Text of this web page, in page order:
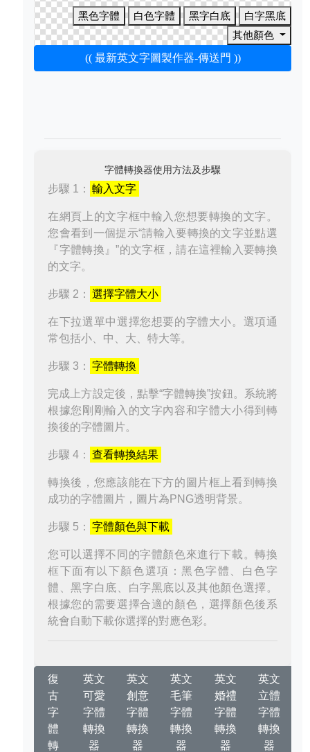
黑色字體 白色字體 黑字白底
白字黑底
其他顏色
(( 最新英文字圖製作器-傳送門 ))
字體轉換器使用方法及步驟
步驟 1： 輸入文字
在網頁上的文字框中輸入您想要轉換的文字。
您會看到一個提示“請輸入要轉換的文字並點選
『字體轉換』”的文字框，請在這裡輸入要轉換
的文字。
步驟 2： 選擇字體大小
在下拉選單中選擇您想要的字體大小。選項通
常包括小、中、大、特大等。
步驟 3： 字體轉換
完成上方設定後，點擊“字體轉換”按鈕。系統將
根據您剛剛輸入的文字內容和字體大小得到轉
換後的字體圖片。
步驟 4： 查看轉換結果
轉換後，您應該能在下方的圖片框上看到轉換
成功的字體圖片，圖片為PNG透明背景。
步驟 5： 字體顏色與下載
您可以選擇不同的字體顏色來進行下載。轉換
框下面有以下顏色選項：黑色字體、白色字
體、黑字白底、白字黑底以及其他顏色選擇。
根據您的需要選擇合適的顏色，選擇顏色後系
統會自動下載你選擇的對應色彩。
復
古
字
體
轉
英文
可愛
字體
轉換
器
英文
創意
字體
轉換
器
英文
毛筆
字體
轉換
器
英文
婚禮
字體
轉換
器
英文
立體
字體
轉換
器